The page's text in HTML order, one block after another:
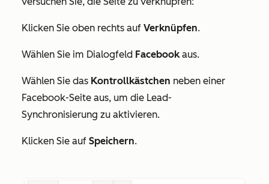
Klicken Sie oben rechts auf Verknüpfen.
Wählen Sie im Dialogfeld Facebookaus.
Wählen Sie das Kontrollkästchen neben einer
Facebook-Seite aus, um die Lead-
Synchronisierung zu aktivieren.
Klicken Sie auf Speichern.